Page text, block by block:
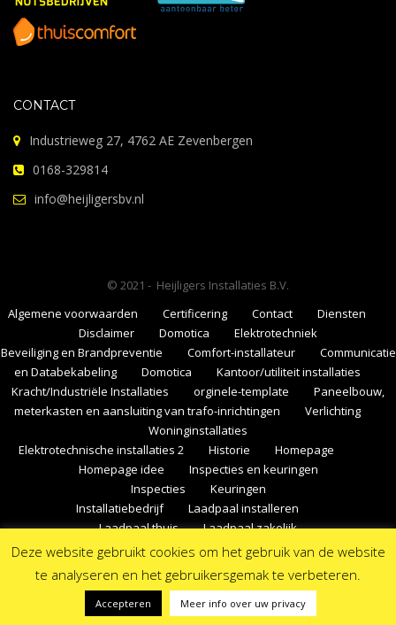
CONTACT
Industrieweg 27, 4762 AE Zevenbergen
0168-329814
info@heijligersbv.nl
© 2021 - Heijligers Installaties B.V.
Algemene voorwaarden
Certificering Contact
Diensten
Disclaimer
Domotica
Elektrotechniek
Beveiliging en Brandpreventie
Comfort-installateur
Communicatie
en Databekabeling
Domotica
Kantoor/utiliteit installaties
Kracht/Industriële Installaties
orginele-template
Paneelbouw,
meterkasten en aansluiting van trafo-inrichtingen
Verlichting
Woninginstallaties
Elektrotechnische installaties 2
Historie
Homepage
Homepage idee
Inspecties en keuringen
Inspecties
Keuringen
Installatiebedrijf
Laadpaal installeren
Laadpaal thuis
Laadpaal zakelijk
Nieuws
Nieuws No Access Organisatie
Over
Privacyverklaring Projecten
test-onderdelen
Voorbeeld pagina
Deze website gebruikt cookies om het gebruik van de website
te analyseren en het gebruikersgemak te verbeteren.
Accepteren Meer info over uw privacy